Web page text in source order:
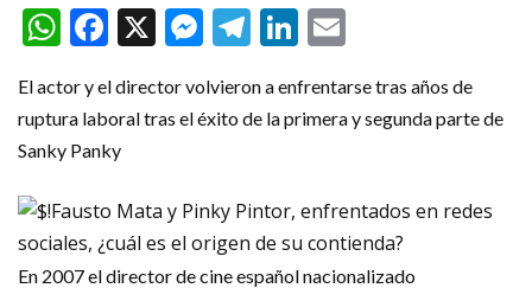
WhatsApp
Facebook
X Messenger
Telegram
LinkedIn
El actor y el director volvieron a enfrentarse tras años de
ruptura laboral tras el éxito de la primera y segunda parte de
Sanky Panky
En 2007 el director de cine español nacionalizado